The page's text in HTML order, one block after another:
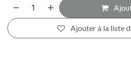
Ajouter à la liste